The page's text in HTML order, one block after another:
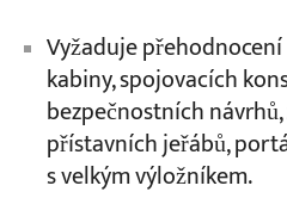
Vyžaduje
kabiny, spojovacích
bezpečnostních
přístavních jeřábů,
s velkým výložníkem.